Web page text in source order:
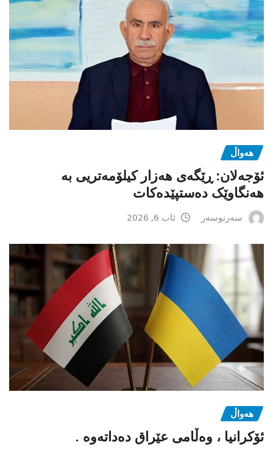
هەواڵ
ئۆجەلان: ڕێگەی هەزار کیلۆمەتریی بە
هەنگاوێک دەستپێدەکات
سەرنوسەر ئاب 6, 2026
هەواڵ
ئۆکرانیا ، وەڵامی عێراق دەداتەوە .